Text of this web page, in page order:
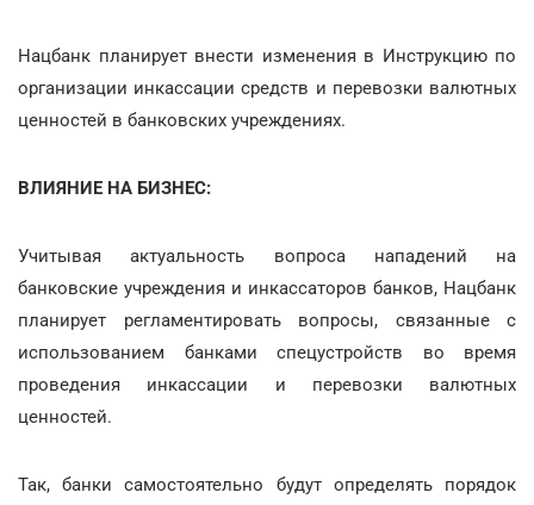
Нацбанк планирует внести изменения в Инструкцию по
организации инкассации средств и перевозки валютных
ценностей в банковских учреждениях.
ВЛИЯНИЕ НА БИЗНЕС:
Учитывая актуальность вопроса нападений на
банковские учреждения и инкассаторов банков, Нацбанк
планирует регламентировать вопросы, связанные с
использованием банками спецустройств во время
проведения инкассации и перевозки валютных
ценностей.
Так, банки самостоятельно будут определять порядок